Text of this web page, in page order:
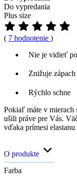
Do vypredania
Plus size
( 7 hodnotenie )
Nie je vidieť
Znižuje zápach
Rýchlo schne
Pokiaľ máte v mierach
ušili práve pre Vás.
vďaka prímesi
O produkte
Farba